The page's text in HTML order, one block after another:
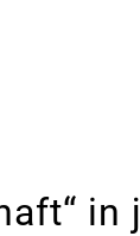
in